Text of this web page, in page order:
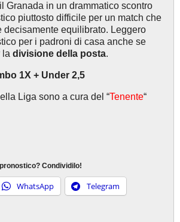
Granada in un drammatico scontro
piuttosto difficile per un match che
decisamente equilibrato. Leggero
per i padroni di casa anche se
la divisione della posta.
1X + Under 2,5
Liga sono a cura del “Tenente“
Condividilo!
WhatsApp Telegram